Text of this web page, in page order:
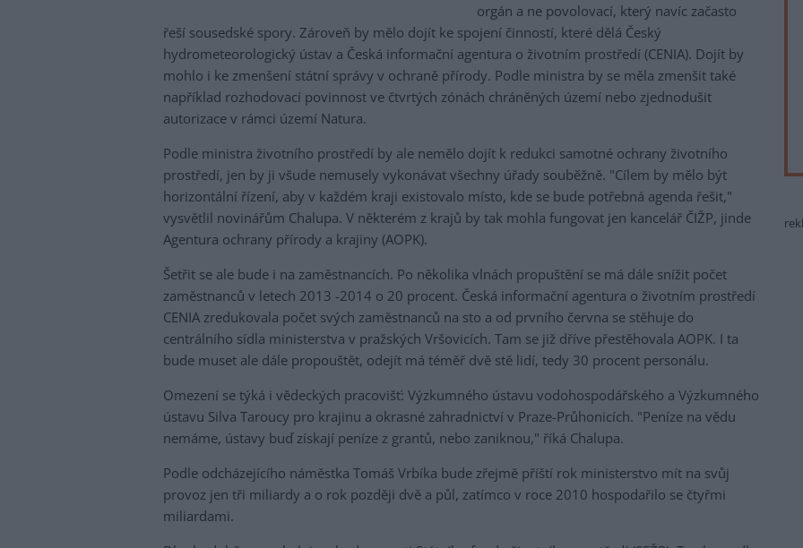
orgán a ne povolovací, který navíc začasto
řeší sousedské spory. Zároveň by mělo dojít ke spojení činností, které dělá Český
hydrometeorologický ústav a Česká informační agentura o životním prostředí (CENIA). Dojít by
mohlo i ke zmenšení státní správy v ochraně přírody. Podle ministra by se měla zmenšit také
například rozhodovací povinnost ve čtvrtých zónách chráněných území nebo zjednodušit
autorizace v rámci území Natura.
Podle ministra životního prostředí by ale nemělo dojít k redukci samotné ochrany životního
prostředí, jen by ji všude nemusely vykonávat všechny úřady souběžně. "Cílem by mělo být
horizontální řízení, aby v každém kraji existovalo místo, kde se bude potřebná agenda řešit,"
vysvětlil novinářům Chalupa. V některém z krajů by tak mohla fungovat jen kancelář ČIŽP, jinde
Agentura ochrany přírody a krajiny (AOPK).
Šetřit se ale bude i na zaměstnancích. Po několika vlnách propuštění se má dále snížit počet
zaměstnanců v letech 2013 -2014 o 20 procent. Česká informační agentura o životním prostředí
CENIA zredukovala počet svých zaměstnanců na sto a od prvního června se stěhuje do
centrálního sídla ministerstva v pražských Vršovicích. Tam se již dříve přestěhovala AOPK. I ta
bude muset ale dále propouštět, odejít má téměř dvě stě lidí, tedy 30 procent personálu.
Omezení se týká i vědeckých pracovišť: Výzkumného ústavu vodohospodářského a Výzkumného
ústavu Silva Taroucy pro krajinu a okrasné zahradnictví v Praze-Průhonicích. "Peníze na vědu
nemáme, ústavy buď získají peníze z grantů, nebo zaniknou," říká Chalupa.
Podle odcházejícího náměstka Tomáš Vrbíka bude zřejmě příští rok ministerstvo mít na svůj
provoz jen tři miliardy a o rok později dvě a půl, zatímco v roce 2010 hospodařilo se čtyřmi
miliardami.